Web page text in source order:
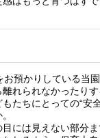
預かりしている当
れられなかったりす
たちにとっての“安
には見えない部分